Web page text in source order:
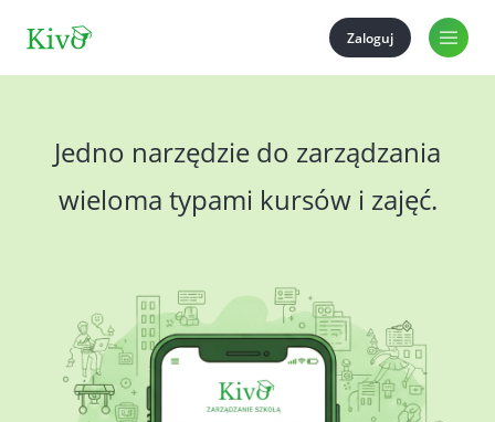
Zaloguj
Jedno narzędzie do zarządzania
wieloma typami kursów i zajęć.